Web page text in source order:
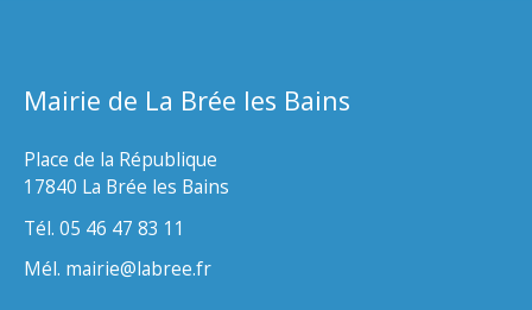
Mairie de La Brée les Bains
Place de la République
17840 La Brée les Bains
Tél. 05 46 47 83 11
Mél. mairie@labree.fr